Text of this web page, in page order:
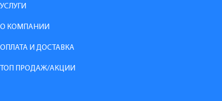
УСЛУГИ
О КОМПАНИИ
ОПЛАТА И ДОСТАВКА
ТОП ПРОДАЖ/АКЦИИ